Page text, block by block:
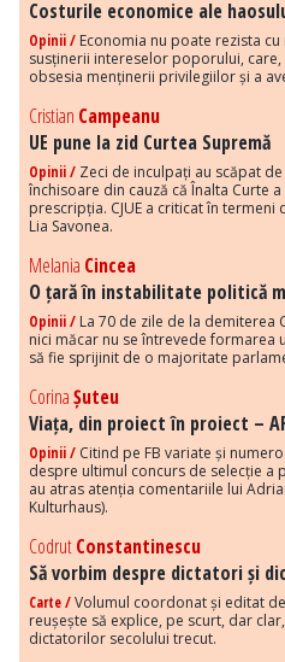
Costurile economice ale
Opinii / Economia nu poate rezista
susținerii intereselor poporului, care,
obsesia menținerii privilegiilor și a
Cristian Campeanu
UE pune la zid Curtea Supremă
Opinii / Zeci de inculpați au scăpat
închisoare din cauză că Înalta Curte
prescripția. CJUE a criticat în
Lia Savonea.
Melania Cincea
O țară în instabilitate politică
Opinii / La 70 de zile de la demiterea
nici măcar nu se întrevede formarea
să fie sprijinit de o majoritate
CorinaȘuteu
Viața, din proiect în proiect –
Opinii / Citind pe FB variate și
despre ultimul concurs de selecție a
au atras atenția comentariile lui
Kulturhaus).
CodrutConstantinescu
Să vorbim despre dictatori și
Carte /Volumul coordonat și editat
reușește să explice, pe scurt, dar
dictatorilor secolului trecut.